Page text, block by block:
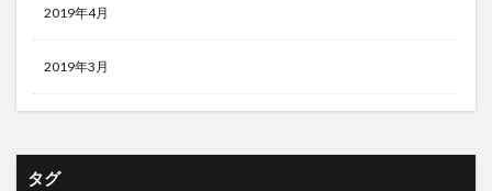
2019年4月
2019年3月
タグ